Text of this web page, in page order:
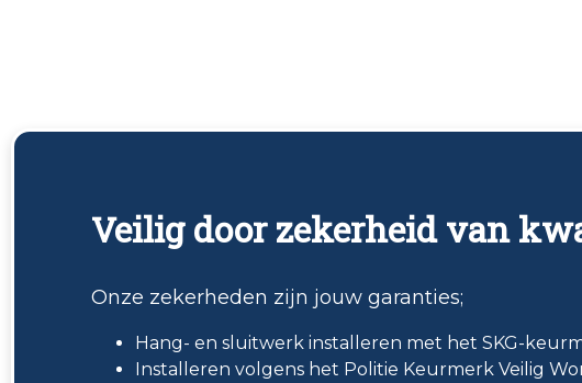
Veilig door zekerheid van
Onze zekerheden zijn jouw garanties;
Hang- en sluitwerk installeren met het SKG-
Installeren volgens het Politie Keurmerk Veilig